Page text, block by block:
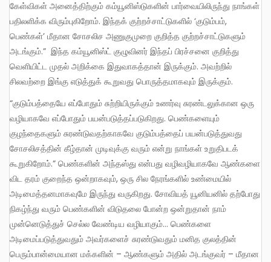
கேள்விகள் அனைத்திற்கும் கம்யூனிஸ்டுகளின் பார்வையிலிருந்து நாங்கள்
பதிலளிக்க விரும்புகிறோம். இந்தக் குற்றச்சாட்டுகளில் ‘குடும்பம்,
பெண்கள்’ மீதான சோசலிச அணுகுமுறை குறித்த குற்றச்சாட்டுகளும்
அடங்கும்.” இந்த கம்யூனிஸ்ட் குழுவினர் இந்தப் பிரச்சனை குறித்து
வெளியிட்ட முதல் அறிக்கை இதுவாகத்தான் இருக்கும். அவற்றில்
சிலவற்றை இங்கு எடுத்துக் கூறுவது பொருத்தமாகவும் இருக்கும்.
“குடும்பத்தையே எப்போதும் சுற்றியிருக்கும் உணர்வு சுரண்டலுக்கான ஒரு
வழியாகவே எப்போதும் பயன்படுத்தப்படுகிறது. பெண்களையும்
குழந்தைகளும் சுரண்டுவதற்காகவே குடும்பத்தைப் பயன்படுத்துவது
சோசலிசத்தின் கீழ்தான் முடிவுக்கு வரும் என்று நாங்கள் உறுதிபடக்
கூறுகிறோம்.” பெண்களின் அந்தஸ்து என்பது வழிவழியாகவே ஆண்களை
விட தரம் குறைந்த ஒன்றாகவும், ஒரு சில நேரங்களில் உண்மையில்
அடிமைத்தனமாகவுமே இருந்து வருகிறது. சோவியத் யூனியனில் தற்போது
நிகழ்ந்து வரும் பெண்களின் விடுதலை போன்ற ஒன்றுதான் நாம்
முன்னெடுத்துச் செல்ல வேண்டிய வழியாகும்… பெண்களை
அடிமைப்படுத்துவதும் அவர்களைச் சுரண்டுவதும் மனித குலத்தின்
பெரும்பான்மையான மக்களின் – ஆண்களும் அதில் அடங்குவர் – மீதான